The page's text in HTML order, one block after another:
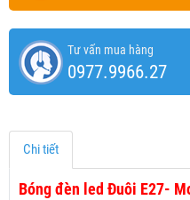
Tư vấn mua hàng
0977.9966.27
Chi tiết
Bóng đèn led Đuôi E27-